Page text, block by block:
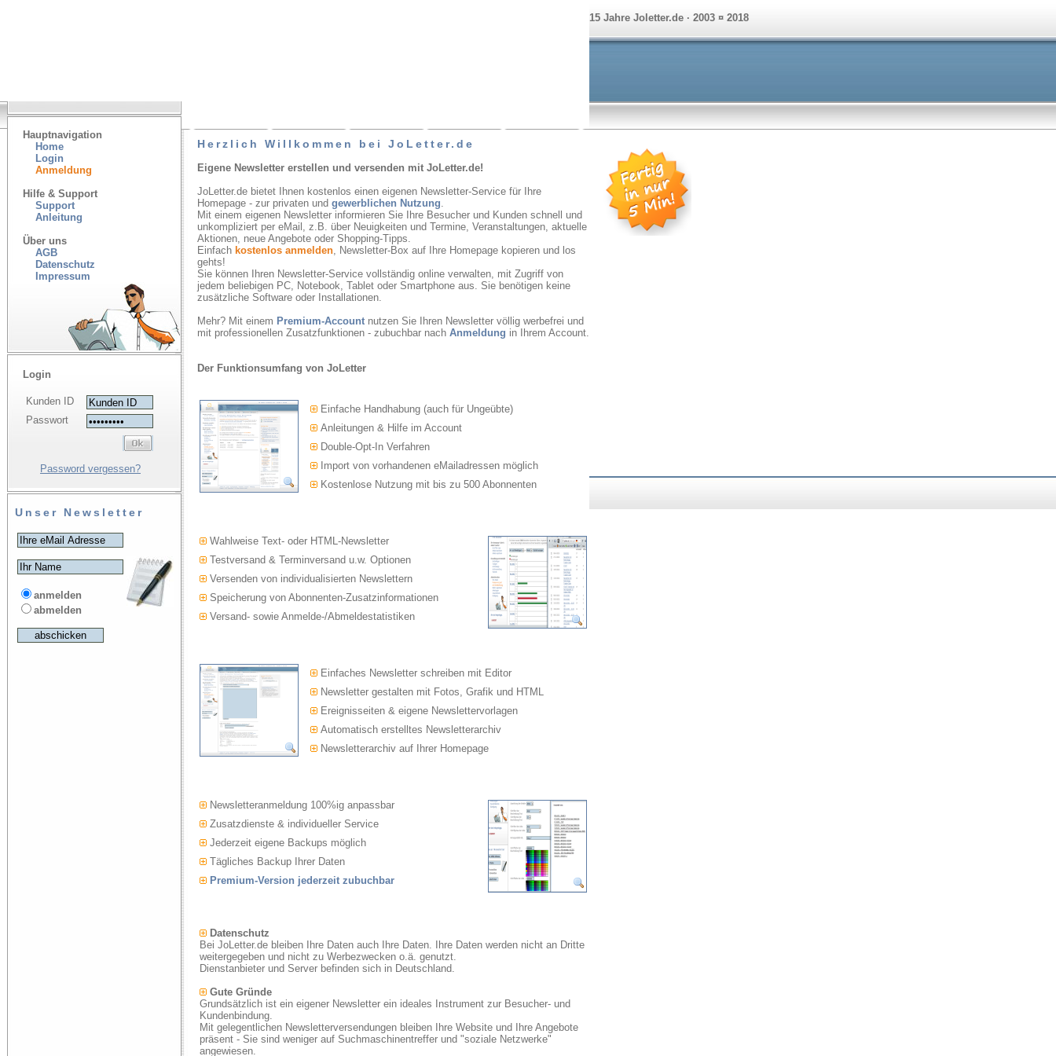
15 Jahre Joletter.de · 2003 ¤ 2018
Hauptnavigation
Home
Login
Anmeldung
Hilfe & Support
Support
Anleitung
Über uns
AGB
Datenschutz
Impressum
Login
Kunden ID
Passwort
Password vergessen?
Unser Newsletter
anmelden
abmelden
Herzlich Willkommen bei JoLetter.de
Eigene Newsletter erstellen und versenden mit JoLetter.de!
JoLetter.de bietet Ihnen kostenlos einen eigenen Newsletter-Service für Ihre
Homepage - zur privaten und gewerblichen Nutzung.
Mit einem eigenen Newsletter informieren Sie Ihre Besucher und Kunden schnell und
unkompliziert per eMail, z.B. über Neuigkeiten und Termine, Veranstaltungen, aktuelle
Aktionen, neue Angebote oder Shopping-Tipps.
Einfach kostenlos anmelden, Newsletter-Box auf Ihre Homepage kopieren und los
gehts!
Sie können Ihren Newsletter-Service vollständig online verwalten, mit Zugriff von
jedem beliebigen PC, Notebook, Tablet oder Smartphone aus. Sie benötigen keine
zusätzliche Software oder Installationen.
Mehr? Mit einem Premium-Account nutzen Sie Ihren Newsletter völlig werbefrei und
mit professionellen Zusatzfunktionen - zubuchbar nach Anmeldung in Ihrem Account.
Der Funktionsumfang von JoLetter
Einfache Handhabung (auch für Ungeübte)
Anleitungen & Hilfe im Account
Double-Opt-In Verfahren
Import von vorhandenen eMailadressen möglich
Kostenlose Nutzung mit bis zu 500 Abonnenten
Wahlweise Text- oder HTML-Newsletter
Testversand & Terminversand u.w. Optionen
Versenden von individualisierten Newslettern
Speicherung von Abonnenten-Zusatzinformationen
Versand- sowie Anmelde-/Abmeldestatistiken
Einfaches Newsletter schreiben mit Editor
Newsletter gestalten mit Fotos, Grafik und HTML
Ereignisseiten & eigene Newslettervorlagen
Automatisch erstelltes Newsletterarchiv
Newsletterarchiv auf Ihrer Homepage
Newsletteranmeldung 100%ig anpassbar
Zusatzdienste & individueller Service
Jederzeit eigene Backups möglich
Tägliches Backup Ihrer Daten
Premium-Version jederzeit zubuchbar
Datenschutz
Bei JoLetter.de bleiben Ihre Daten auch Ihre Daten. Ihre Daten werden nicht an Dritte
weitergegeben und nicht zu Werbezwecken o.ä. genutzt.
Dienstanbieter und Server befinden sich in Deutschland.
Gute Gründe
Grundsätzlich ist ein eigener Newsletter ein ideales Instrument zur Besucher- und
Kundenbindung.
Mit gelegentlichen Newsletterversendungen bleiben Ihre Website und Ihre Angebote
präsent - Sie sind weniger auf Suchmaschinentreffer und "soziale Netzwerke"
angewiesen.